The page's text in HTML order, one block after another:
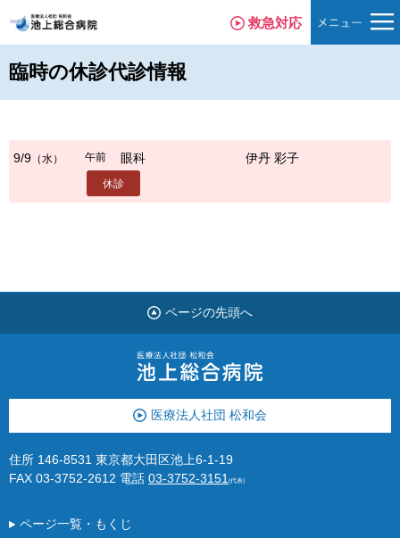
救急対応
臨時の休診代診情報
9/9 （水） 午前 眼科 伊丹 彩子
休診
ページの先頭へ
医療法人社団 松和会
住所 146-8531 東京都大田区池上6-1-19
FAX 03-3752-2612 電話 03-3752-3151 (代表)
ページ一覧・もくじ